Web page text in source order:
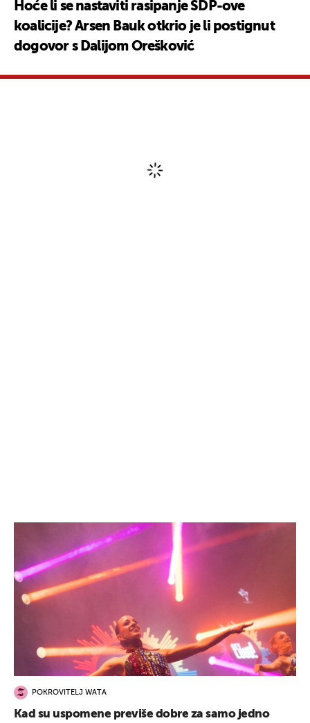
Hoće li se nastaviti rasipanje SDP-ove
koalicije? Arsen Bauk otkrio je li postignut
dogovor s Dalijom Orešković
POKROVITELJ WATA
Kad su uspomene previše dobre za samo jedno